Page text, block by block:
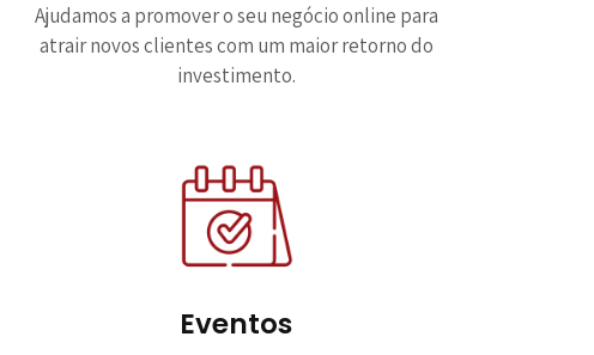
Ajudamos a promover o seu negócio online para
atrair novos clientes com um maior retorno do
investimento.
Eventos